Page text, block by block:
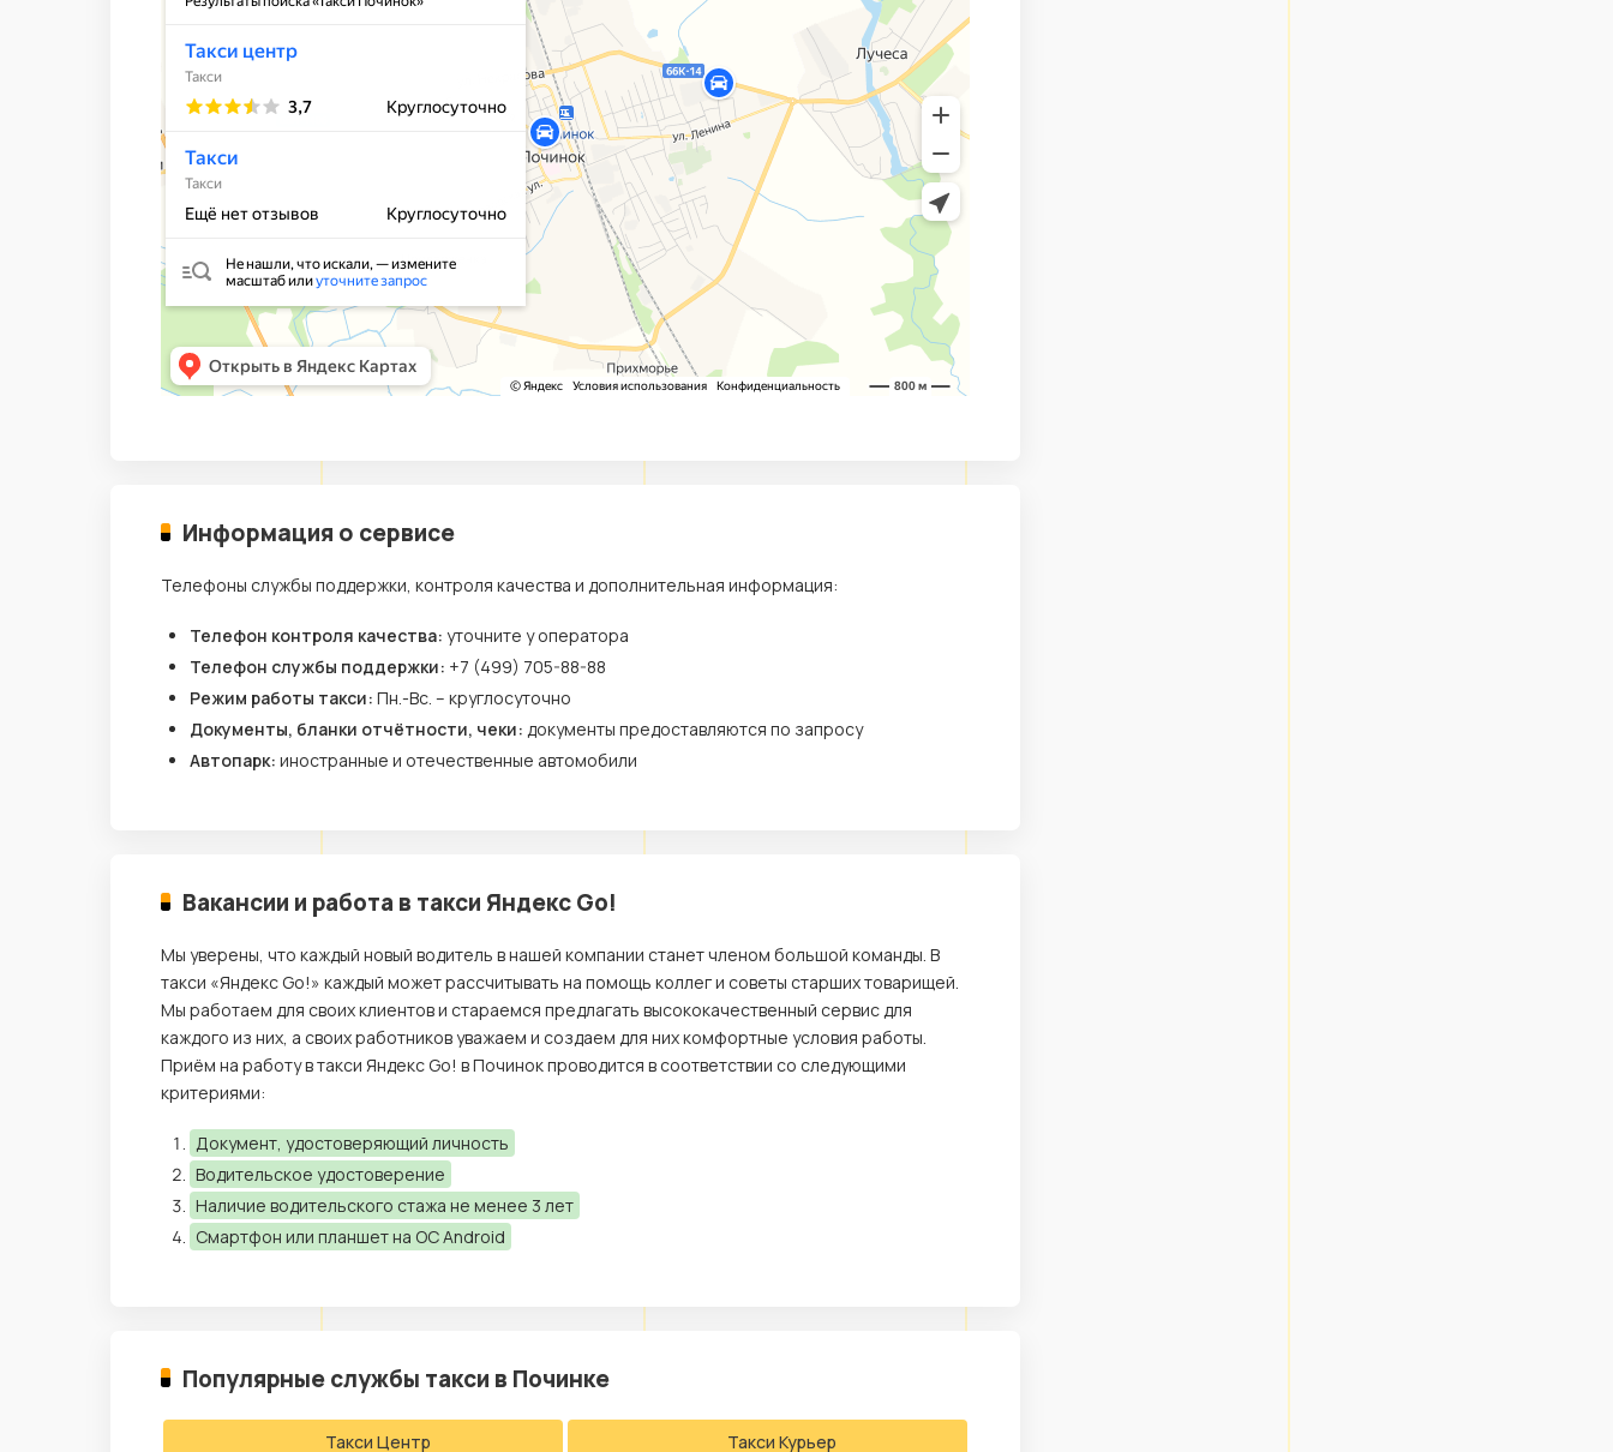
Информация о сервисе
Телефоны службы поддержки, контроля качества и дополнительная информация:
Телефон контроля качества: уточните у оператора
Телефон службы поддержки: +7 (499) 705-88-88
Режим работы такси: Пн.-Вс. – круглосуточно
Документы, бланки отчётности, чеки: документы предоставляются по запросу
Автопарк: иностранные и отечественные автомобили
Вакансии и работа в такси Яндекс Go!
Мы уверены, что каждый новый водитель в нашей компании станет членом большой команды. В
такси «Яндекс Go!» каждый может рассчитывать на помощь коллег и советы старших товарищей.
Мы работаем для своих клиентов и стараемся предлагать высококачественный сервис для
каждого из них, а своих работников уважаем и создаем для них комфортные условия работы.
Приём на работу в такси Яндекс Go! в Починок проводится в соответствии со следующими
критериями:
Документ, удостоверяющий личность
Водительское удостоверение
Наличие водительского стажа не менее 3 лет
Смартфон или планшет на ОС Android
Популярные службы такси в Починке
Такси Центр Такси Курьер